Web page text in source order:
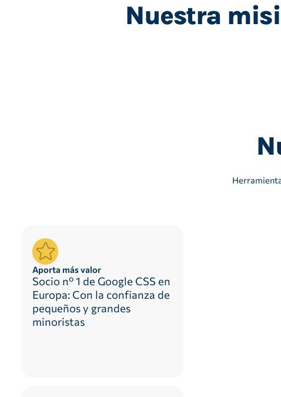
Nuestra
Aporta más valor
Socio nº 1 de Google CSS en
Europa: Con la confianza de
pequeños y grandes
minoristas